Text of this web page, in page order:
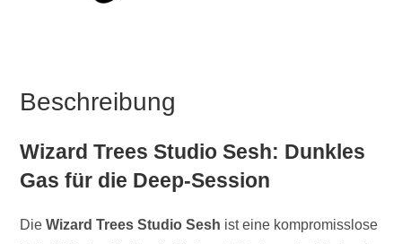
Beschreibung
Wizard Trees Studio Sesh: Dunkles
Gas für die Deep-Session
DieWizard Trees Studio Sesh ist eine kompromisslose